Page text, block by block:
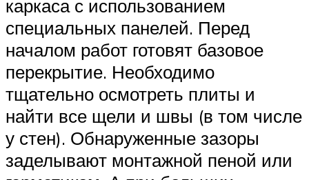
каркаса с использованием
специальных панелей. Перед
началом работ готовят базовое
перекрытие. Необходимо
тщательно осмотреть плиты и
найти все щели и швы (в том числе
у стен). Обнаруженные зазоры
заделывают монтажной пеной или